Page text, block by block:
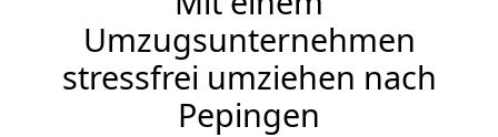
Umzugsunternehmen
stressfrei umziehen nach
Pepingen